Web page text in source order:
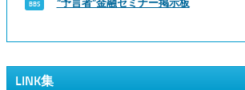
“予言者”金融セミナー掲示板
LINK集